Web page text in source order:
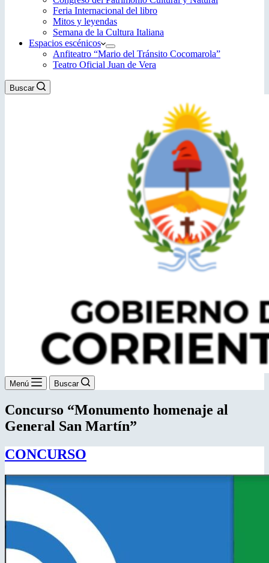
Feria Internacional del libro
Mitos y leyendas
Semana de la Cultura Italiana
Espacios escénicos
Anfiteatro “Mario del Tránsito Cocomarola”
Teatro Oficial Juan de Vera
Buscar
Menú Buscar
Concurso “Monumento homenaje al
General San Martín”
CONCURSO